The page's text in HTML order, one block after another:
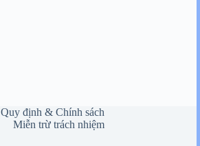
Quy định & Chính sách
Miễn trừ trách nhiệm